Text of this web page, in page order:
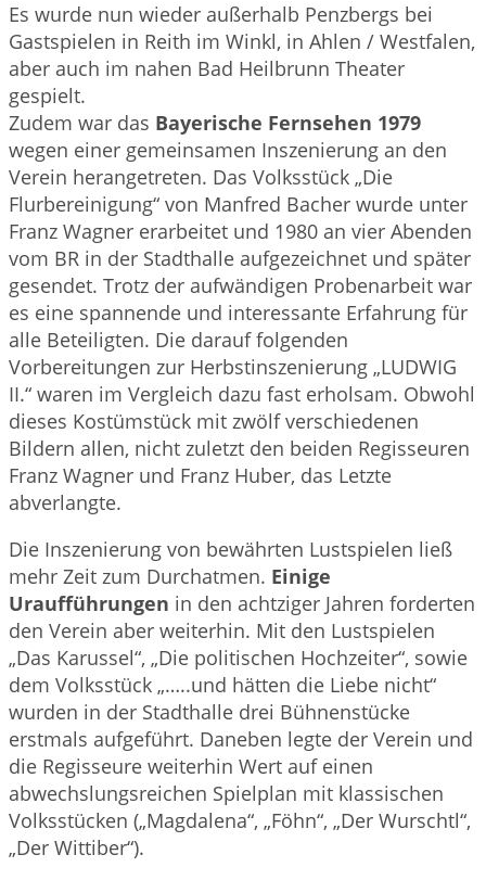
Es wurde nun wieder außerhalb Penzbergs bei
Gastspielen in Reith im Winkl, in Ahlen / Westfalen,
aber auch im nahen Bad Heilbrunn Theater
gespielt.
Zudem war das Bayerische Fernsehen 1979
wegen einer gemeinsamen Inszenierung an den
Verein herangetreten. Das Volksstück „Die
Flurbereinigung“ von Manfred Bacher wurde unter
Franz Wagner erarbeitet und 1980 an vier Abenden
vom BR in der Stadthalle aufgezeichnet und später
gesendet. Trotz der aufwändigen Probenarbeit war
es eine spannende und interessante Erfahrung für
alle Beteiligten. Die darauf folgenden
Vorbereitungen zur Herbstinszenierung „LUDWIG
II.“ waren im Vergleich dazu fast erholsam. Obwohl
dieses Kostümstück mit zwölf verschiedenen
Bildern allen, nicht zuletzt den beiden Regisseuren
Franz Wagner und Franz Huber, das Letzte
abverlangte.
Die Inszenierung von bewährten Lustspielen ließ
mehr Zeit zum Durchatmen. Einige
Uraufführungen in den achtziger Jahren forderten
den Verein aber weiterhin. Mit den Lustspielen
„Das Karussel“, „Die politischen Hochzeiter“, sowie
dem Volksstück „…..und hätten die Liebe nicht“
wurden in der Stadthalle drei Bühnenstücke
erstmals aufgeführt. Daneben legte der Verein und
die Regisseure weiterhin Wert auf einen
abwechslungsreichen Spielplan mit klassischen
Volksstücken („Magdalena“, „Föhn“, „Der Wurschtl“,
„Der Wittiber“).